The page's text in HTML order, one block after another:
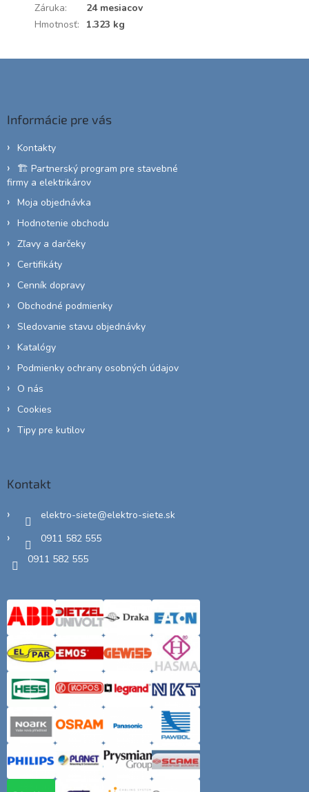
Záruka:
24 mesiacov
Hmotnosť: 1.323 kg
Informácie pre vás
Kontakty
🏗️ Partnerský program pre stavebné
firmy a elektrikárov
Moja objednávka
Hodnotenie obchodu
Zľavy a darčeky
Certifikáty
Cenník dopravy
Obchodné podmienky
Sledovanie stavu objednávky
Katalógy
Podmienky ochrany osobných údajov
O nás
Cookies
Tipy pre kutilov
Kontakt
elektro-siete@elektro-siete.sk
0911 582 555
0911 582 555